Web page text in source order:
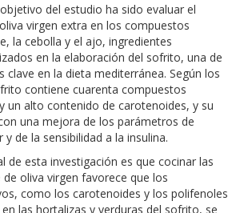
del estudio ha sido evaluar el
virgen extra en los compuestos
la cebolla y el ajo, ingredientes
en la elaboración del sofrito, una de
clave en la dieta mediterránea. Según los
contiene cuarenta compuestos
un alto contenido de carotenoides, y su
una mejora de los parámetros de
de la sensibilidad a la insulina.
de esta investigación es que cocinar las
oliva virgen favorece que los
como los carotenoides y los polifenoles
las hortalizas y verduras del sofrito, se